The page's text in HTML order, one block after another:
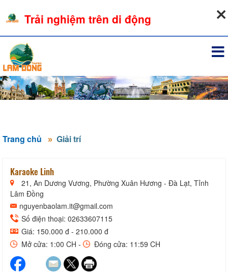
Trang chủ Giải trí
Karaoke Linh
21, An Dương Vương, Phường Xuân Hương - Đà Lạt, Tỉnh
Lâm Đồng
nguyenbaolam.it@gmail.com
Số điện thoại: 02633607115
Giá: 150.000 đ - 210.000 đ
Mở cửa: 1:00 CH -
Đóng cửa: 11:59 CH
Trải nghiệm trên di động